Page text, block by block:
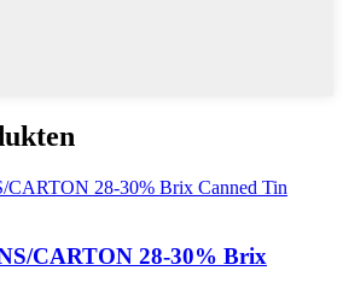
CARTON 28-30% Brix